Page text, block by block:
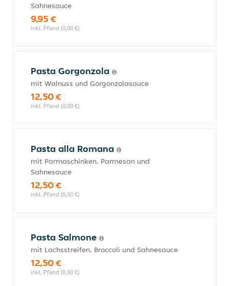
Sahnesauce
9,95 €
inkl. Pfand (0,00 €)
Pasta Gorgonzola
mit Walnuss und Gorgonzolasauce
12,50 €
inkl. Pfand (0,00 €)
Pasta alla Romana
mit Parmaschinken, Parmesan und
Sahnesauce
12,50 €
inkl. Pfand (0,00 €)
Pasta Salmone
mit Lachsstreifen, Broccoli und Sahnesauce
12,50 €
inkl. Pfand (0,00 €)